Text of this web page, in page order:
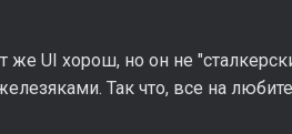
же UI хорош, но он не
Так что, все на